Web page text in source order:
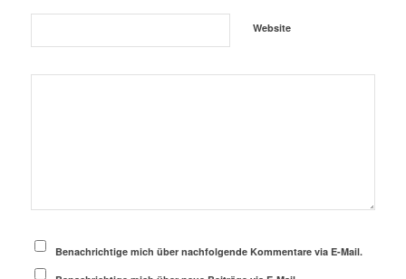
Website
Benachrichtige mich über nachfolgende Kommentare via E-Mail.